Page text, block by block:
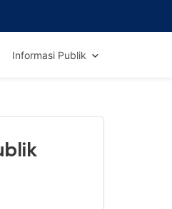
Informasi Publik